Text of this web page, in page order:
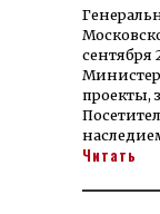
сентября
проекты,
Читать